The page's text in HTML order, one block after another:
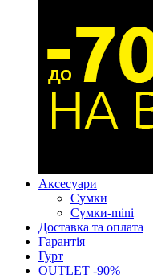
Аксесуари
Сумки
Сумки-mini
Доставка та оплата
Гарантія
Гурт
OUTLET -90%